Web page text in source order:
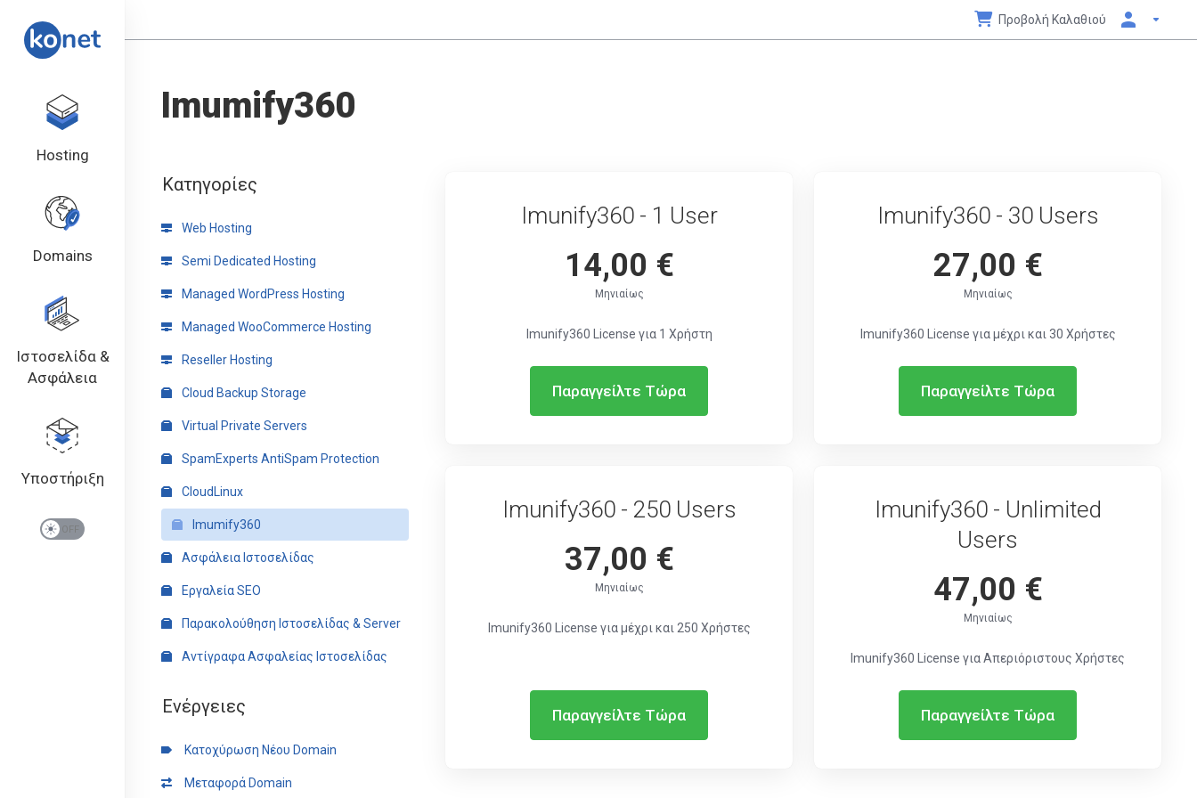
Hosting
Domains
Ιστοσελίδα &
Ασφάλεια
Υποστήριξη
Προβολή Καλαθιού
Imumify360
Κατηγορίες
Web Hosting
Semi Dedicated Hosting
Managed WordPress Hosting
Managed WooCommerce Hosting
Reseller Hosting
Cloud Backup Storage
Virtual Private Servers
SpamExperts AntiSpam Protection
CloudLinux
Imumify360
Ασφάλεια Ιστοσελίδας
Εργαλεία SEO
Παρακολούθηση Ιστοσελίδας & Server
Αντίγραφα Ασφαλείας Ιστοσελίδας
Ενέργειες
Κατοχύρωση Νέου Domain
Μεταφορά Domain
Imunify360 - 1 User
14,00 €
Μηνιαίως
Imunify360 License για 1 Χρήστη
Παραγγείλτε Τώρα
Imunify360 - 30 Users
27,00 €
Μηνιαίως
Imunify360 License για μέχρι και 30 Χρήστες
Παραγγείλτε Τώρα
Imunify360 - 250 Users
37,00 €
Μηνιαίως
Imunify360 License για μέχρι και 250 Χρήστες
Παραγγείλτε Τώρα
Imunify360 - Unlimited
Users
47,00 €
Μηνιαίως
Imunify360 License για Απεριόριστους Χρήστες
Παραγγείλτε Τώρα